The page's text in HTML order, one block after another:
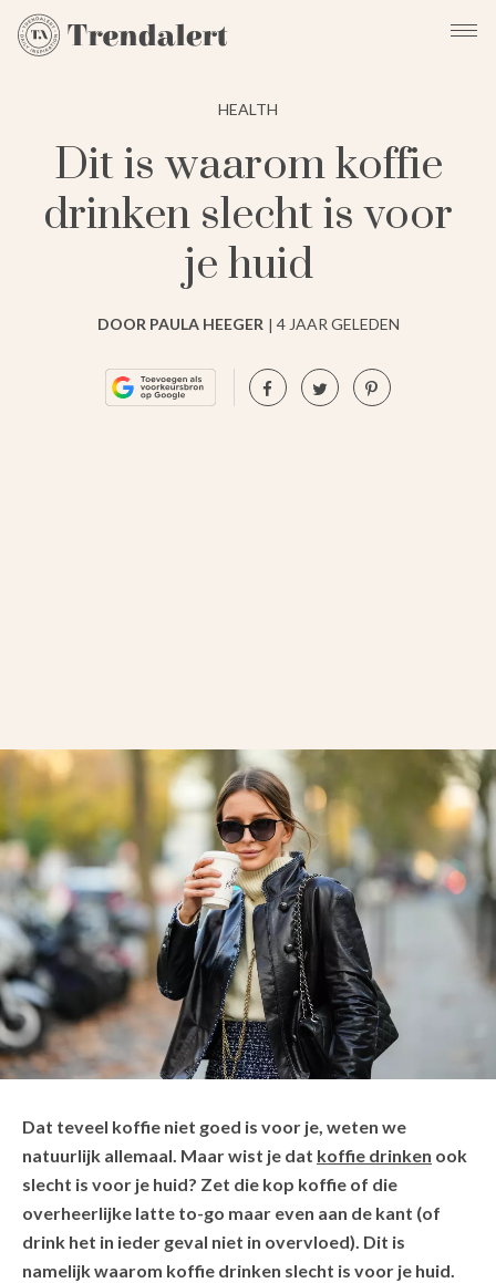
HEALTH
Dit is waarom koffie
drinken slecht is voor
je huid
DOOR PAULA HEEGER 4 JAAR GELEDEN
Dat teveel koffie niet goed is voor je, weten we
natuurlijk allemaal. Maar wist je dat koffie drinken ook
slecht is voor je huid? Zet die kop koffie of die
overheerlijke latte to-go maar even aan de kant (of
drink het in ieder geval niet in overvloed). Dit is
namelijk waarom koffie drinken slecht is voor je huid.